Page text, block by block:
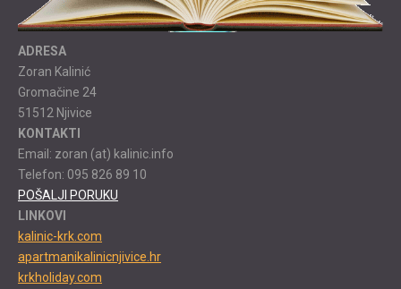
ADRESA
Zoran Kalinić
Gromačine 24
51512 Njivice
KONTAKTI
Email: zoran (at) kalinic.info
Telefon: 095 826 89 10
POŠALJI PORUKU
LINKOVI
kalinic-krk.com
apartmanikalinicnjivice.hr
krkholiday.com